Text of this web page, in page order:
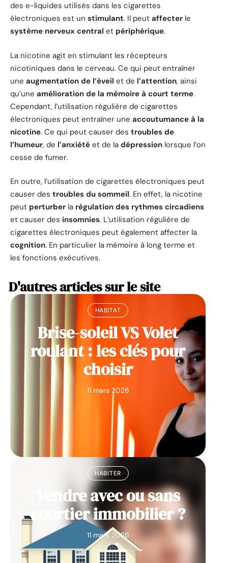
des e-liquides utilisés dans les cigarettes
électroniques est un stimulant. Il peut affecter le
système nerveux central et périphérique.
La nicotine agit en stimulant les récepteurs
nicotiniques dans le cerveau. Ce qui peut entraîner
une augmentation de l’éveil et de l’attention, ainsi
qu’une amélioration de la mémoire à court terme.
Cependant, l’utilisation régulière de cigarettes
électroniques peut entraîner une accoutumance à la
nicotine. Ce qui peut causer des troubles de
l’humeur, de l’anxiété et de la dépression lorsque l’on
cesse de fumer.
En outre, l’utilisation de cigarettes électroniques peut
causer des troubles du sommeil. En effet, la nicotine
peut perturber la régulation des rythmes circadiens
et causer des insomnies. L’utilisation régulière de
cigarettes électroniques peut également affecter la
cognition. En particulier la mémoire à long terme et
les fonctions exécutives.
D'autres articles sur le site
HABITAT
Brise-soleil VS Volet
roulant : les clés pour
choisir
11 mars 2026
HABITER
Vendre avec ou sans
courtier immobilier ?
11 mars 2026